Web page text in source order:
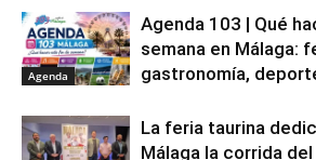
Agenda
Agenda 103 | Qué
semana en Málaga:
gastronomía,
La feria taurina
Málaga la corrida